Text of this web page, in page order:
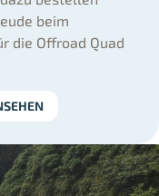
beim
die Offroad Quad